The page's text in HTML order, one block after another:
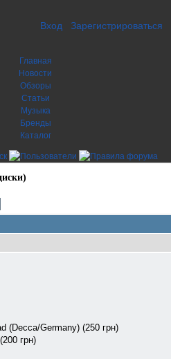
Вход Зарегистрироваться
Главная
Новости
Обзоры
Статьи
Музыка
Бренды
Каталог
(Decca/Germany) (250 грн)
грн)